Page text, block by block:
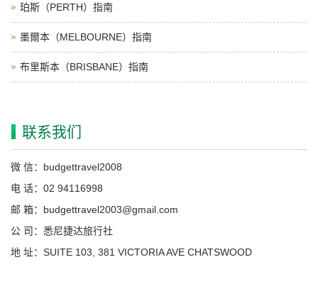
珀斯（PERTH）指南
墨爾本（MELBOURNE）指南
布里斯本（BRISBANE）指南
联系我们
微 信：budgettravel2008
电 话：02 94116998
邮 箱： budgettravel2003@gmail.com
公 司：悉尼捷达旅行社
地 址：SUITE 103, 381 VICTORIA AVE CHATSWOOD